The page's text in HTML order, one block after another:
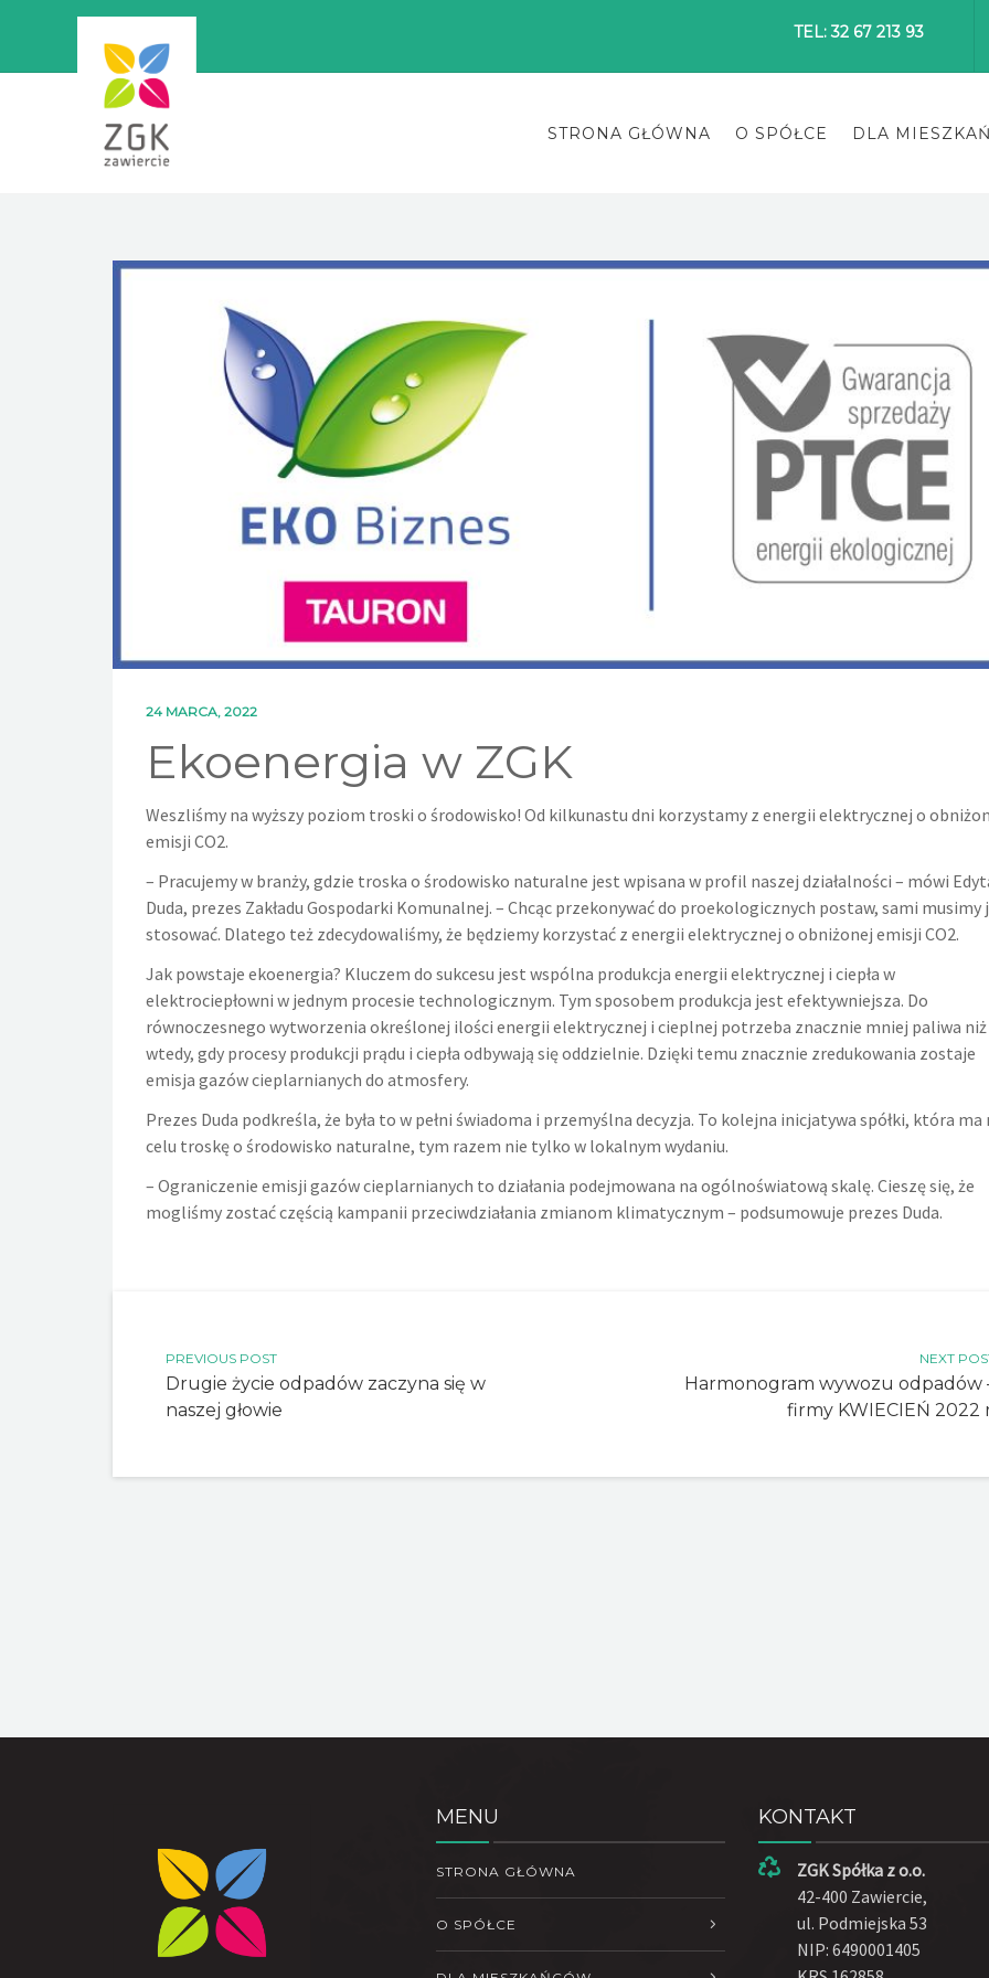
TEL: 32 67 213 93
STRONA GŁÓWNA O SPÓŁCE DLA
24 MARCA, 2022
Ekoenergia w ZGK
Weszliśmy na wyższy poziom troski o środowisko! Od kilkunastu dni korzystamy z energii elektrycznej o
emisji CO2.
– Pracujemy w branży, gdzie troska o środowisko naturalne jest wpisana w profil naszej działalności – mówi
Duda, prezes Zakładu Gospodarki Komunalnej. – Chcąc przekonywać do proekologicznych postaw, sami musimy
stosować. Dlatego też zdecydowaliśmy, że będziemy korzystać z energii elektrycznej o obniżonej emisji CO2.
Jak powstaje ekoenergia? Kluczem do sukcesu jest wspólna produkcja energii elektrycznej i ciepła w
elektrociepłowni w jednym procesie technologicznym. Tym sposobem produkcja jest efektywniejsza. Do
równoczesnego wytworzenia określonej ilości energii elektrycznej i cieplnej potrzeba znacznie mniej paliwa niż
wtedy, gdy procesy produkcji prądu i ciepła odbywają się oddzielnie. Dzięki temu znacznie zredukowania zostaje
emisja gazów cieplarnianych do atmosfery.
Prezes Duda podkreśla, że była to w pełni świadoma i przemyślna decyzja. To kolejna inicjatywa spółki, która ma
celu troskę o środowisko naturalne, tym razem nie tylko w lokalnym wydaniu.
– Ograniczenie emisji gazów cieplarnianych to działania podejmowana na ogólnoświatową skalę. Cieszę się, że
mogliśmy zostać częścią kampanii przeciwdziałania zmianom klimatycznym – podsumowuje prezes Duda.
PREVIOUS POST
Drugie życie odpadów zaczyna się w
naszej głowie
NEXT
Harmonogram wywozu odpadów
firmy KWIECIEŃ 2022
MENU
STRONA GŁÓWNA
O SPÓŁCE
KONTAKT
ZGK Spółka z o.o.
42-400 Zawiercie,
ul. Podmiejska 53
NIP: 6490001405